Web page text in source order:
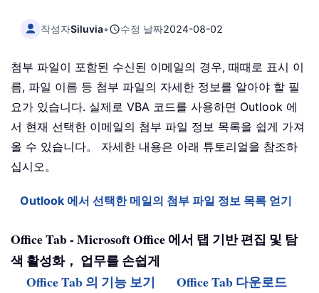
작성자Siluvia• 수정 날짜2024-08-02
첨부 파일이 포함된 수신된 이메일의 경우, 때때로 표시 이
름, 파일 이름 등 첨부 파일의 자세한 정보를 알아야 할 필
요가 있습니다. 실제로 VBA 코드를 사용하면 Outlook 에
서 현재 선택한 이메일의 첨부 파일 정보 목록을 쉽게 가져
올 수 있습니다。 자세한 내용은 아래 튜토리얼을 참조하
십시오。
Outlook 에서 선택한 메일의 첨부 파일 정보 목록 얻기
Office Tab - Microsoft Office 에서 탭 기반 편집 및 탐
색 활성화， 업무를 손쉽게
Office Tab 의 기능 보기
Office Tab 다운로드